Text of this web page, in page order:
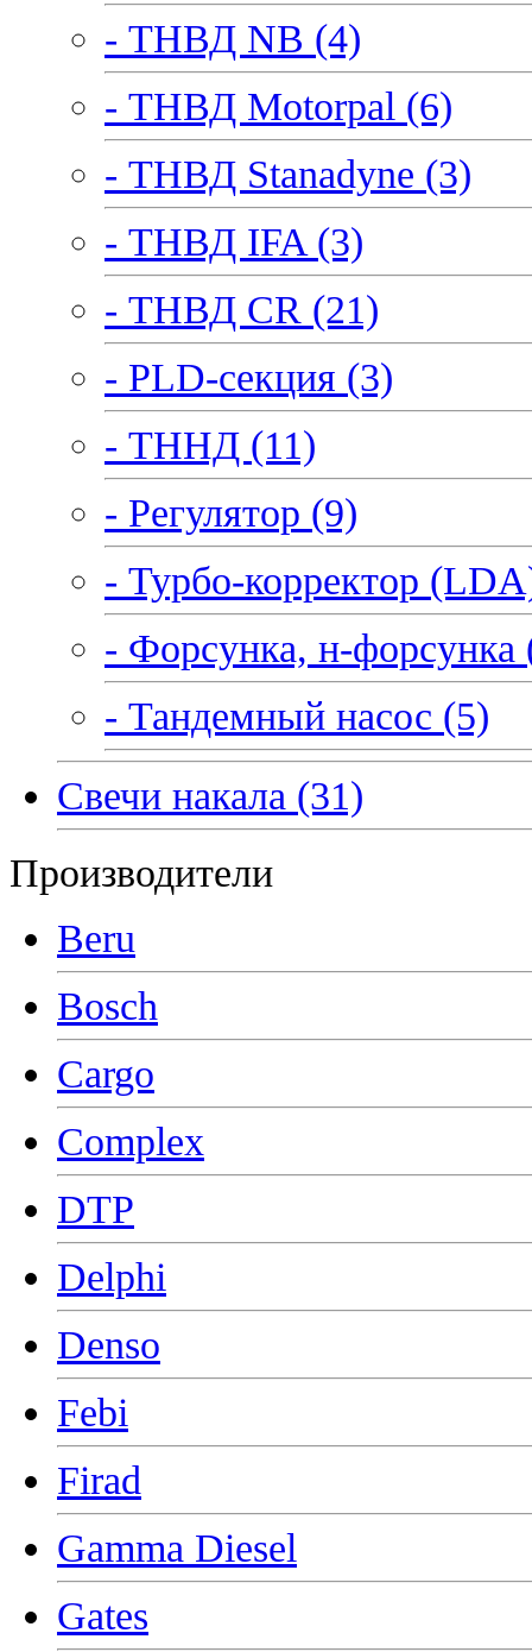
- ТНВД NB (4)
- ТНВД Motorpal (6)
- ТНВД Stanadyne (3)
- ТНВД IFA (3)
- ТНВД CR (21)
- PLD-секция (3)
- ТННД (11)
- Регулятор (9)
- Турбо-корректор
- Форсунка, н-форсунка
- Тандемный насос (5)
Свечи накала (31)
Производители
Beru
Bosch
Cargo
Complex
DTP
Delphi
Denso
Febi
Firad
Gamma Diesel
Gates